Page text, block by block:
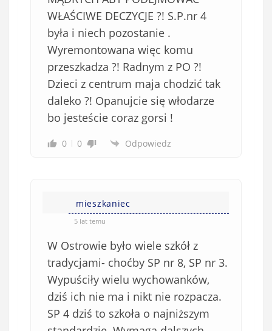
WŁAŚCIWE DECZYCJE ?! S.P.nr 4
była i niech pozostanie .
Wyremontowana więc komu
przeszkadza ?! Radnym z PO ?!
Dzieci z centrum maja chodzić tak
daleko ?! Opanujcie się włodarze
bo jesteście coraz gorsi !
0 0 Odpowiedz
mieszkaniec
5 lat temu
W Ostrowie było wiele szkół z
tradycjami- choćby SP nr 8, SP nr 3.
Wypuściły wielu wychowanków,
dziś ich nie ma i nikt nie rozpacza.
SP 4 dziś to szkoła o najniższym